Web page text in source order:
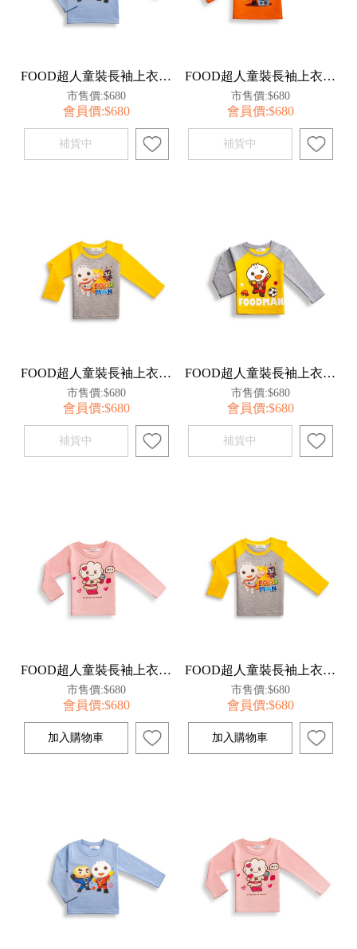
FOOD超人童裝長袖上衣120-藍【百事特】
市售價:$680
會員價:$680
FOOD超人童裝長袖上衣120-橘【百事特】
市售價:$680
會員價:$680
FOOD超人童裝長袖上衣120-灰(太空人)【百事特】
市售價:$680
會員價:$680
FOOD超人童裝長袖上衣120-黃(足球)【百事特】
市售價:$680
會員價:$680
FOOD超人童裝長袖上衣120-粉【百事特】
市售價:$680
會員價:$680
FOOD超人童裝長袖上衣110-灰(太空人)【百事特】
市售價:$680
會員價:$680